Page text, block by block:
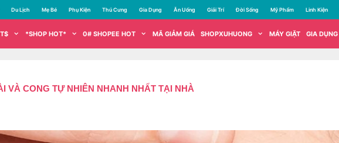
Du Lịch Mẹ Bé Phụ Kiện Thú Cưng Gia Dụng Ăn Uống Giải Trí Đời Sống Mỹ Phẩm Linh Kiện
*SHOP HOT* 0# SHOPEE HOT MÃ GIẢM GIÁ SHOPXUHUONG MÁY GIẶT GIA DỤNG
VÀ CONG TỰ NHIÊN NHANH NHẤT TẠI NHÀ